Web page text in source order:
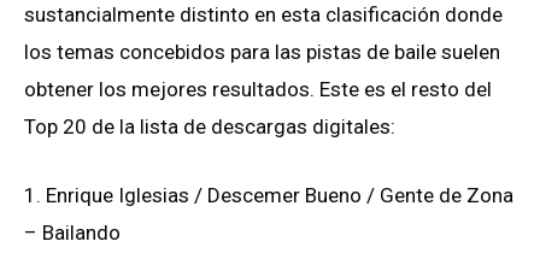
sustancialmente distinto en esta clasificación donde
los temas concebidos para las pistas de baile suelen
obtener los mejores resultados. Este es el resto del
Top 20 de la lista de descargas digitales:
1. Enrique Iglesias / Descemer Bueno / Gente de Zona
– Bailando